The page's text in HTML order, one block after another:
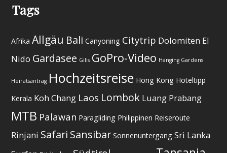
Tags
Afrika Allgäu Bali Canyoning Citytrip Dolomiten El
Nido Gardasee Gilis GoPro-Video Hanging Gardens
Heiratsantrag Hochzeitsreise Hong Kong Hoteltipp
Kerala Koh Chang Laos Lombok Luang Prabang
MTB Palawan Paragliding Philippinen Reiseroute
Rinjani Safari Sansibar Sonnenuntergang Sri Lanka